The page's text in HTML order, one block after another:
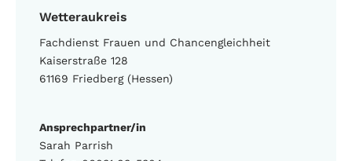
Wetteraukreis
Fachdienst Frauen und Chancengleichheit
Kaiserstraße 128
61169 Friedberg (Hessen)
Ansprechpartner/in
Sarah Parrish